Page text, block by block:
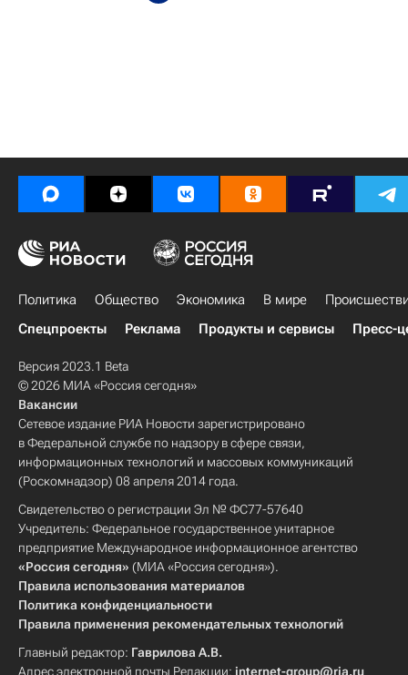
Политика Общество Экономика В мире
Спецпроекты
Реклама Продукты и сервисы Пресс-
Версия 2023.1 Beta
© 2026 МИА «Россия сегодня»
Вакансии
Сетевое издание РИА Новости зарегистрировано
в Федеральной службе по надзору в сфере связи,
информационных технологий и массовых коммуникаций
(Роскомнадзор) 08 апреля 2014 года.
Свидетельство о регистрации Эл № ФС77-57640
Учредитель: Федеральное государственное унитарное
предприятие Международное информационное агентство
«Россия сегодня» (МИА «Россия сегодня»).
Правила использования материалов
Политика конфиденциальности
Правила применения рекомендательных технологий
Главный редактор: Гаврилова А.В.
Адрес электронной почты Редакции: internet-group@ria.ru